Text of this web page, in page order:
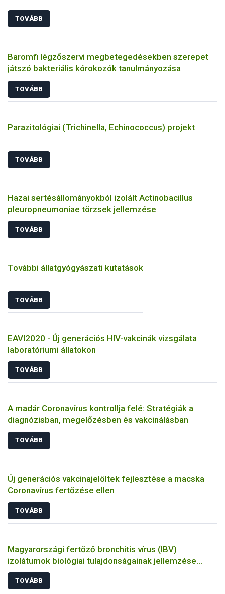
TOVÁBB
Baromfi légzőszervi megbetegedésekben szerepet
játszó bakteriális kórokozók tanulmányozása
TOVÁBB
Parazitológiai (Trichinella, Echinococcus) projekt
TOVÁBB
Hazai sertésállományokból izolált Actinobacillus
pleuropneumoniae törzsek jellemzése
TOVÁBB
További állatgyógyászati kutatások
TOVÁBB
EAVI2020 - Új generációs HIV-vakcinák vizsgálata
laboratóriumi állatokon
TOVÁBB
A madár Coronavírus kontrollja felé: Stratégiák a
diagnózisban, megelőzésben és vakcinálásban
TOVÁBB
Új generációs vakcinajelöltek fejlesztése a macska
Coronavírus fertőzése ellen
TOVÁBB
Magyarországi fertőző bronchitis vírus (IBV)
izolátumok biológiai tulajdonságainak jellemzése
állatkísérletes és molekuláris biológiai eszközökkel
TOVÁBB